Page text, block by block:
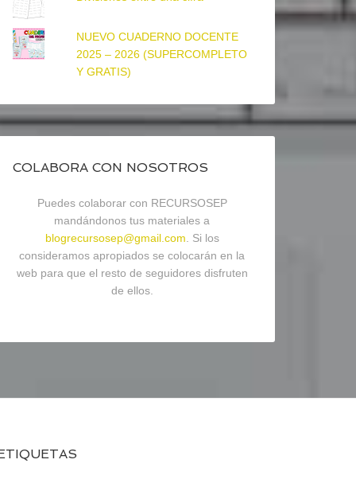
NUEVO CUADERNO DOCENTE
2025 – 2026 (SUPERCOMPLETO
Y GRATIS)
COLABORA CON NOSOTROS
Puedes colaborar con RECURSOSEP
mandándonos tus materiales a
blogrecursosep@gmail.com . Si los
consideramos apropiados se colocarán en la
web para que el resto de seguidores disfruten
de ellos.